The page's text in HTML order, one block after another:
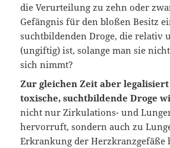
die Verurteilung zu zehn oder
Gefängnis für den bloßen Besitz
suchtbildenden Droge, die relativ
(ungiftig) ist, solange man sie
sich nimmt?
Zur gleichen Zeit aber
toxische, suchtbildende Droge
nicht nur Zirkulations- und
hervorruft, sondern auch zu
Erkrankung der Herzkranzgefäße